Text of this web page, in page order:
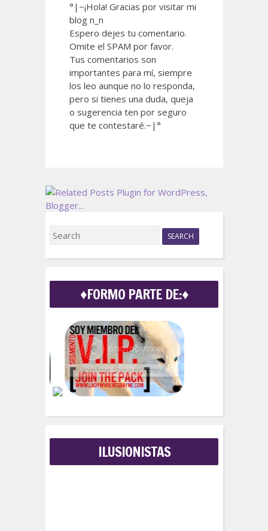
°|~¡Hola! Gracias por visitar mi
blog n_n
Espero dejes tu comentario.
Omite el SPAM por favor.
Tus comentarios son
importantes para mí, siempre
los leo aunque no lo responda,
pero si tienes una duda, queja
o sugerencia ten por seguro
que te contestaré.~|°
S
e
a
c
f
:
♦FORMO PARTE DE:♦
ILUSIONISTAS